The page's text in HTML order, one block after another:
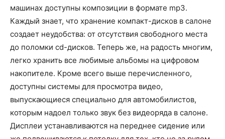
машинах доступны композиции в формате mp3.
Каждый знает, что хранение компакт-дисков в салоне
создает неудобства: от отсутствия свободного места
до поломки cd-дисков. Теперь же, на радость многим,
легко хранить все любимые альбомы на цифровом
накопителе. Кроме всего выше перечисленного,
доступны системы для просмотра видео,
выпускающиеся специально для автомобилистов,
которым надоел только звук без видеоряда в салоне.
Дисплеи устанавливаются на переднее сидение или